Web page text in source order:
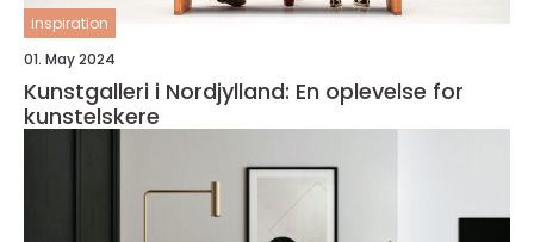
inspiration
01. May 2024
Kunstgalleri i Nordjylland: En oplevelse for
kunstelskere